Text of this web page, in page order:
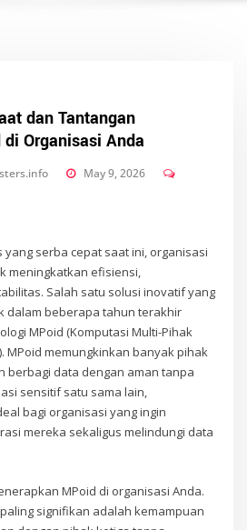
dan Tantangan
Organisasi Anda
May 9, 2026
yang serba cepat saat ini, organisasi
meningkatkan efisiensi,
Salah satu solusi inovatif yang
dalam beberapa tahun terakhir
MPoid (Komputasi Multi-Pihak
MPoid memungkinkan banyak pihak
berbagi data dengan aman tanpa
sensitif satu sama lain,
bagi organisasi yang ingin
mereka sekaligus melindungi data
MPoid di organisasi Anda.
signifikan adalah kemampuan